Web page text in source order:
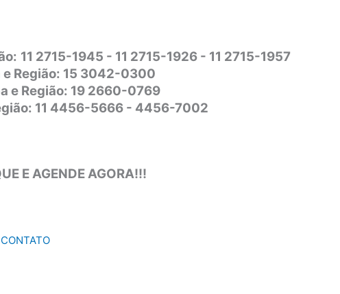
11 2715-1945 - 11 2715-1926 - 11 2715-1957
e Região: 15 3042-0300
e Região: 19 2660-0769
11 4456-5666 - 4456-7002
E AGENDE AGORA!!!
CONTATO